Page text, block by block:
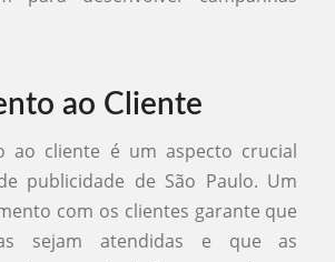
ao Cliente
ao cliente é um aspecto crucial
publicidade de São Paulo. Um
com os clientes garante que
sejam atendidas e que as